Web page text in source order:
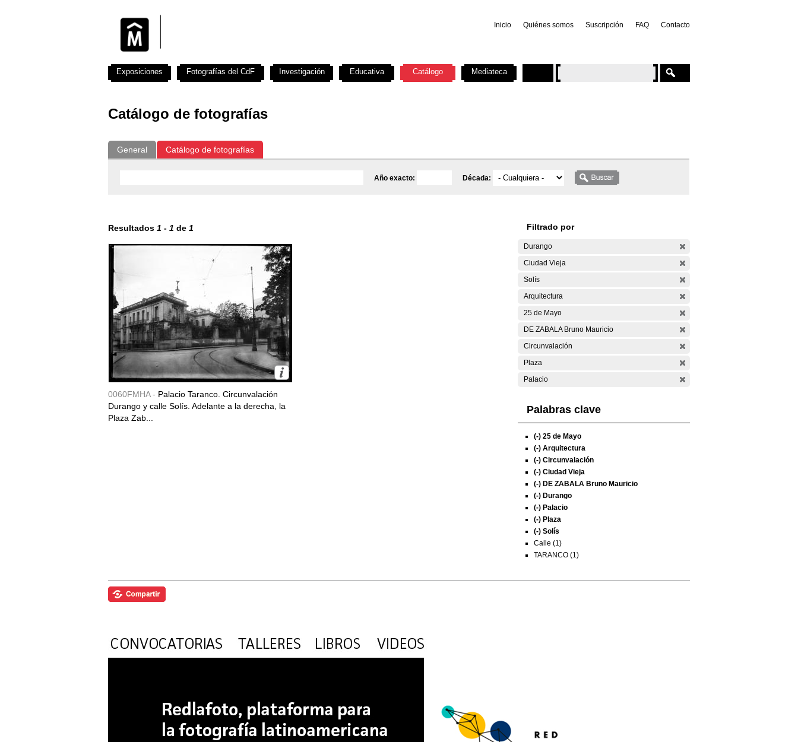
Inicio Quiénes somos Suscripción FAQ Contacto
Catálogo de fotografías
General Catálogo de fotografías
Año exacto: Década:
Resultados 1 - 1 de 1
0060FMHA - Palacio Taranco. Circunvalación
Durango y calle Solís. Adelante a la derecha, la
Plaza Zab...
Filtrado por
Durango
Ciudad Vieja
Solís
Arquitectura
25 de Mayo
DE ZABALA Bruno Mauricio
Circunvalación
Plaza
Palacio
Palabras clave
(-) 25 de Mayo
(-) Arquitectura
(-) Circunvalación
(-) Ciudad Vieja
(-) DE ZABALA Bruno Mauricio
(-) Durango
(-) Palacio
(-) Plaza
(-) Solís
Calle (1)
TARANCO (1)
Exposiciones Fotografías del CdF Investigación Educativa Catálogo Mediateca